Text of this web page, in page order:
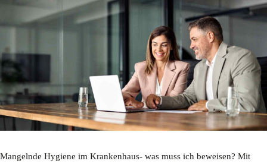
Mangelnde Hygiene im Krankenhaus- was muss ich beweisen? Mit